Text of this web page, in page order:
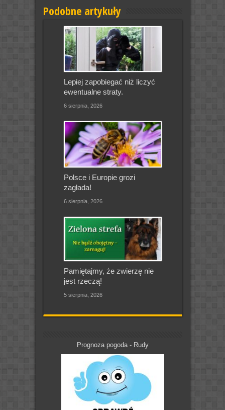
Podobne artykuły
Lepiej zapobiegać niż liczyć
ewentualne straty.
6 sierpnia, 2026
Polsce i Europie grozi
zagłada!
6 sierpnia, 2026
Pamiętajmy, że zwierzę nie
jest rzeczą!
5 sierpnia, 2026
Prognoza pogoda - Rudy